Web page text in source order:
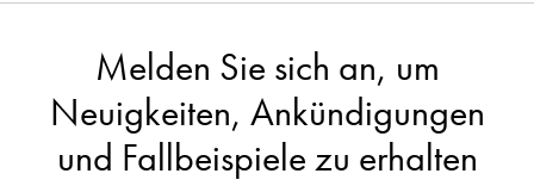
Melden Sie sich an, um
Neuigkeiten, Ankündigungen
und Fallbeispiele zu erhalten